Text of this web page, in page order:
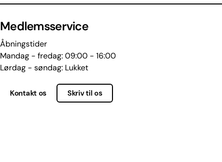
Medlemsservice
Åbningstider
Mandag - fredag: 09:00 - 16:00
Lørdag - søndag: Lukket
Kontakt os Skriv til os